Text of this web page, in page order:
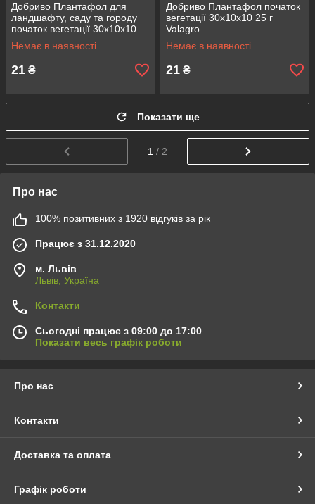
Добриво Плантафол для
ландшафту, саду та городу
початок вегетації 30х10х10
25 г Rosla
Немає в наявності
21 ₴
Добриво Плантафол початок
вегетації 30х10х10 25 г
Valagro
Немає в наявності
21 ₴
Показати ще
1 / 2
Про нас
100% позитивних з 1920 відгуків за рік
Працює з 31.12.2020
м. Львів
Львів, Україна
Контакти
Сьогодні працює з 09:00 до 17:00
Показати весь графік роботи
Про нас
Контакти
Доставка та оплата
Графік роботи